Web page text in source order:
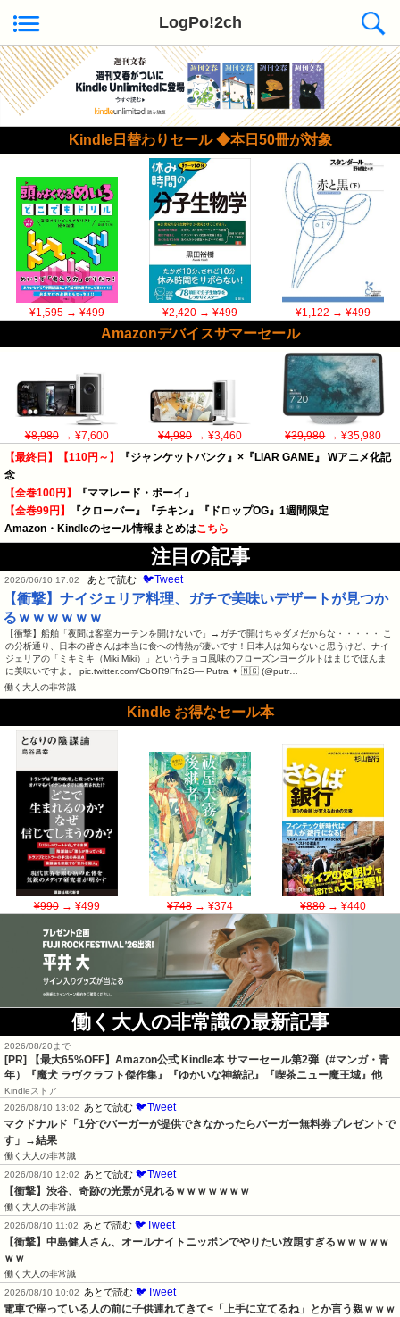
LogPo!2ch
Kindle日替わりセール ◆本日50冊が対象
¥1,595→ ¥499 ¥2,420→ ¥499 ¥1,122→ ¥499
Amazonデバイスサマーセール
¥8,980→ ¥7,600 ¥4,980→ ¥3,460 ¥39,980→ ¥35,980
【最終日】【110円～】
『ジャンケットバンク』×『LIAR GAME』 Wアニメ化記
念
【全巻100円】
『ママレード・ボーイ』
【全巻99円】
『クローバー』『チキン』『ドロップOG』1週間限定
Amazon・Kindleのセール情報まとめはこちら
注目の記事
2026/06/10 17:02 あとで読む 🐦Tweet
【衝撃】ナイジェリア料理、ガチで美味いデザートが見つか
るｗｗｗｗｗｗ
【衝撃】船舶「夜間は客室カーテンを開けないで」→ガチで開けちゃダメだからな・・・・・ こ
の分析通り、日本の皆さんは本当に食への情熱が凄いです！日本人は知らないと思うけど、ナイ
ジェリアの「ミキミキ（Miki Miki）」というチョコ風味のフローズンヨーグルトはまじでほんま
に美味いですよ。 pic.twitter.com/CbOR9Ffn2S— Putra ✦ 🇳🇬 (@putr…
働く大人の非常識
Kindle お得なセール本
¥990→ ¥499 ¥748→ ¥374 ¥880→ ¥440
働く大人の非常識の最新記事
2026/08/20まで
[PR]
【最大65%OFF】Amazon公式 Kindle本 サマーセール第2弾（#マンガ・青
年）『魔犬 ラヴクラフト傑作集』『ゆかいな神統記』『喫茶ニュー魔王城』他
Kindleストア
2026/08/10 13:02
あとで読む 🐦Tweet
マクドナルド「1分でバーガーが提供できなかったらバーガー無料券プレゼントで
す」→結果
働く大人の非常識
2026/08/10 12:02
あとで読む 🐦Tweet
【衝撃】渋谷、奇跡の光景が見れるｗｗｗｗｗｗｗ
働く大人の非常識
2026/08/10 11:02
あとで読む 🐦Tweet
【衝撃】中島健人さん、オールナイトニッポンでやりたい放題すぎるｗｗｗｗｗ
ｗｗ
働く大人の非常識
2026/08/10 10:02
あとで読む 🐦Tweet
電車で座っている人の前に子供連れてきて<「上手に立てるね」とか言う親ｗｗｗ